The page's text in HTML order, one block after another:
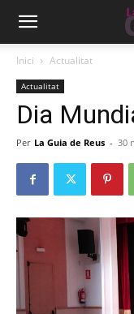
Inici Actualitat
Actualitat
Dia
Per La Guia de Reus - 30